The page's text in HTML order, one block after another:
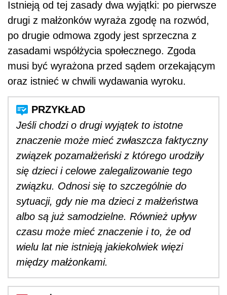
Istnieją od tej zasady dwa wyjątki: po pierwsze
drugi z małżonków wyraża zgodę na rozwód,
po drugie odmowa zgody jest sprzeczna z
zasadami współżycia społecznego. Zgoda
musi być wyrażona przed sądem orzekającym
oraz istnieć w chwili wydawania wyroku.
Jeśli chodzi o drugi wyjątek to istotne
znaczenie może mieć zwłaszcza faktyczny
związek pozamałżeński z którego urodziły
się dzieci i celowe zalegalizowanie tego
związku. Odnosi się to szczególnie do
sytuacji, gdy nie ma dzieci z małżeństwa
albo są już samodzielne. Również upływ
czasu może mieć znaczenie i to, że od
wielu lat nie istnieją jakiekolwiek więzi
między małżonkami.